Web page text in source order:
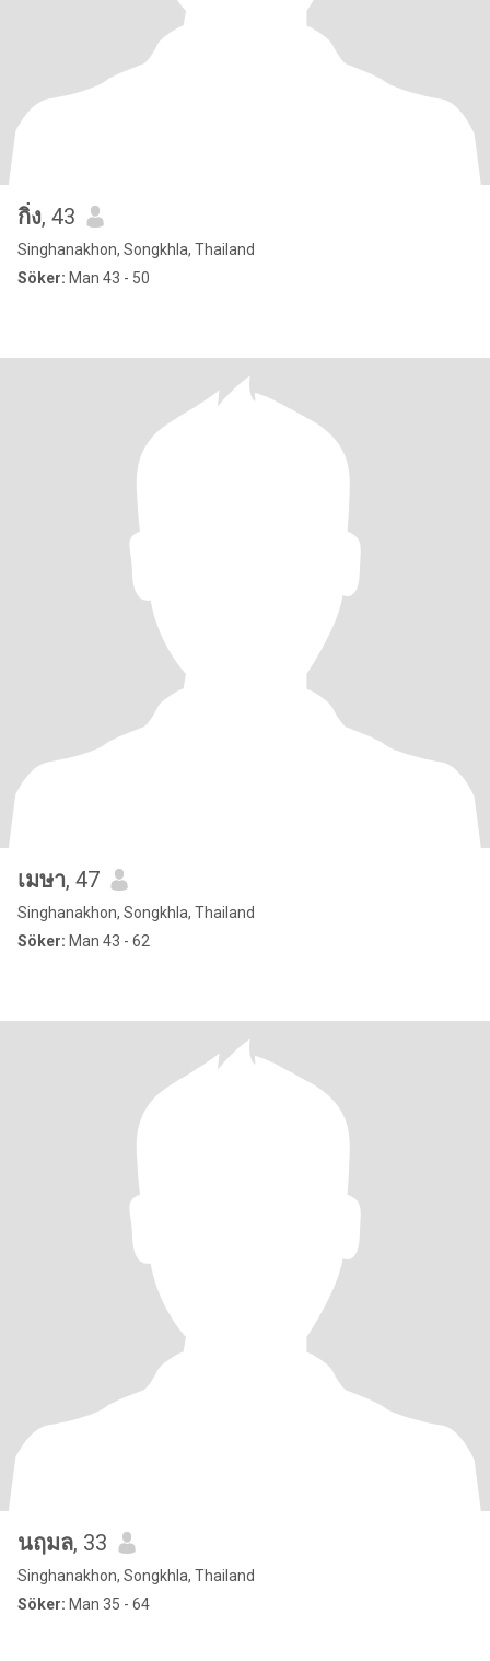
กิ่ง, 43
Singhanakhon, Songkhla, Thailand
Söker: Man 43 - 50
เมษา, 47
Singhanakhon, Songkhla, Thailand
Söker: Man 43 - 62
นฤมล, 33
Singhanakhon, Songkhla, Thailand
Söker: Man 35 - 64